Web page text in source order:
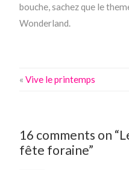
bouche, sachez que le
Wonderland.
«Vive le printemps
16 comments on
fête foraine”